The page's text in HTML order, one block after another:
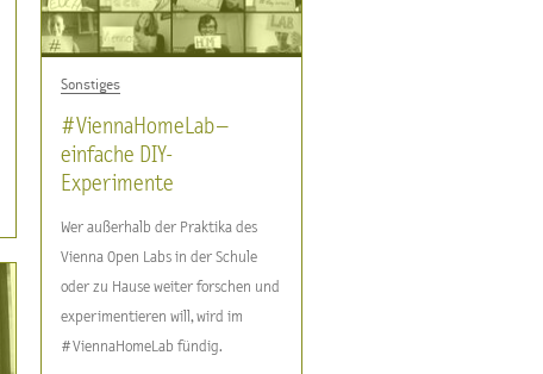
Sonstiges
#ViennaHomeLab –
einfache DIY-
Experimente
Wer außerhalb der Praktika des
Vienna Open Labs in der Schule
oder zu Hause weiter forschen und
experimentieren will, wird im
#ViennaHomeLab fündig.